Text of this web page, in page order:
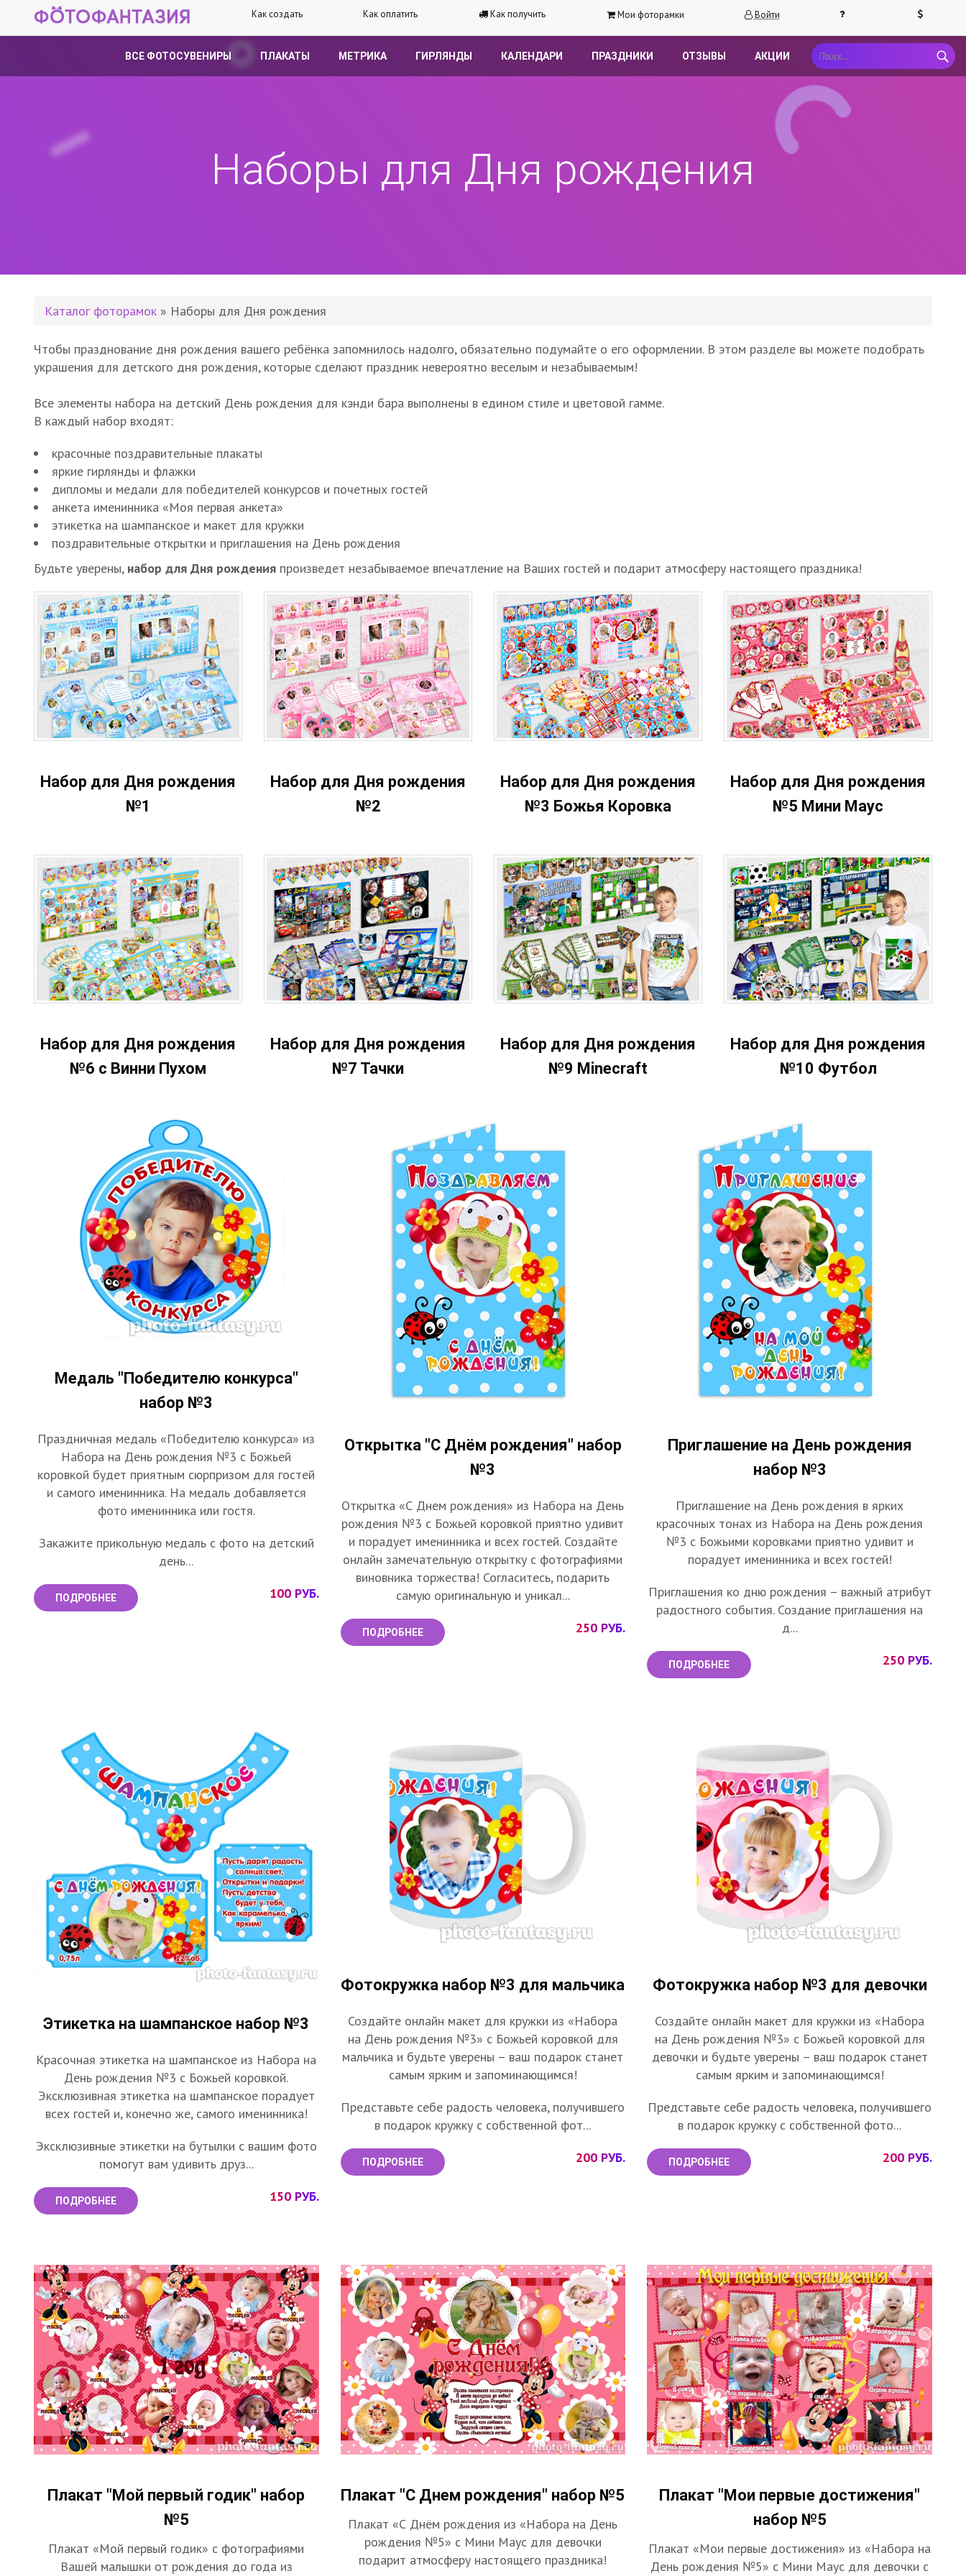
Как создать Как оплатить Как получить Мои фоторамки Войти
ВСЕ ФОТОСУВЕНИРЫ ПЛАКАТЫ МЕТРИКА ГИРЛЯНДЫ КАЛЕНДАРИ ПРАЗДНИКИ ОТЗЫВЫ АКЦИИ
Наборы для Дня рождения
Каталог фоторамок » Наборы для Дня рождения
Чтобы празднование дня рождения вашего ребёнка запомнилось надолго, обязательно подумайте о его оформлении. В этом разделе вы можете подобрать
украшения для детского дня рождения, которые сделают праздник невероятно веселым и незабываемым!
Все элементы набора на детский День рождения для кэнди бара выполнены в едином стиле и цветовой гамме.
В каждый набор входят:
красочные поздравительные плакаты
яркие гирлянды и флажки
дипломы и медали для победителей конкурсов и почетных гостей
анкета именинника «Моя первая анкета»
этикетка на шампанское и макет для кружки
поздравительные открытки и приглашения на День рождения
Будьте уверены, набор для Дня рождения произведет незабываемое впечатление на Ваших гостей и подарит атмосферу настоящего праздника!
Набор для Дня рождения
№1
Набор для Дня рождения
№2
Набор для Дня рождения
№3 Божья Коровка
Набор для Дня рождения
№5 Мини Маус
Набор для Дня рождения
№6 с Винни Пухом
Набор для Дня рождения
№7 Тачки
Набор для Дня рождения
№9 Minecraft
Набор для Дня рождения
№10 Футбол
Медаль "Победителю конкурса"
набор №3
Праздничная медаль «Победителю конкурса» из
Набора на День рождения №3 с Божьей
коровкой будет приятным сюрпризом для гостей
и самого именинника. На медаль добавляется
фото именинника или гостя.
Закажите прикольную медаль с фото на детский
день...
ПОДРОБНЕЕ 100 РУБ.
Открытка "С Днём рождения" набор
№3
Открытка «С Днем рождения» из Набора на День
рождения №3 с Божьей коровкой приятно удивит
и порадует именинника и всех гостей. Создайте
онлайн замечательную открытку с фотографиями
виновника торжества! Согласитесь, подарить
самую оригинальную и уникал...
ПОДРОБНЕЕ 250 РУБ.
Приглашение на День рождения
набор №3
Приглашение на День рождения в ярких
красочных тонах из Набора на День рождения
№3 с Божьими коровками приятно удивит и
порадует именинника и всех гостей!
Приглашения ко дню рождения – важный атрибут
радостного события. Создание приглашения на
д...
ПОДРОБНЕЕ 250 РУБ.
Этикетка на шампанское набор №3
Красочная этикетка на шампанское из Набора на
День рождения №3 с Божьей коровкой.
Эксклюзивная этикетка на шампанское порадует
всех гостей и, конечно же, самого именинника!
Эксклюзивные этикетки на бутылки с вашим фото
помогут вам удивить друз...
ПОДРОБНЕЕ 150 РУБ.
Фотокружка набор №3 для мальчика
Создайте онлайн макет для кружки из «Набора
на День рождения №3» с Божьей коровкой для
мальчика и будьте уверены – ваш подарок станет
самым ярким и запоминающимся!
Представьте себе радость человека, получившего
в подарок кружку с собственной фот...
ПОДРОБНЕЕ 200 РУБ.
Фотокружка набор №3 для девочки
Создайте онлайн макет для кружки из «Набора
на День рождения №3» с Божьей коровкой для
девочки и будьте уверены – ваш подарок станет
самым ярким и запоминающимся!
Представьте себе радость человека, получившего
в подарок кружку с собственной фото...
ПОДРОБНЕЕ 200 РУБ.
Плакат "Мой первый годик" набор
№5
Плакат «Мой первый годик» с фотографиями
Вашей малышки от рождения до года из
Плакат "С Днем рождения" набор №5
Плакат «С Днём рождения из «Набора на День
рождения №5» с Мини Маус для девочки
подарит атмосферу настоящего праздника!
Плакат "Мои первые достижения"
набор №5
Плакат «Мои первые достижения» из «Набора на
День рождения №5» с Мини Маус для девочки с